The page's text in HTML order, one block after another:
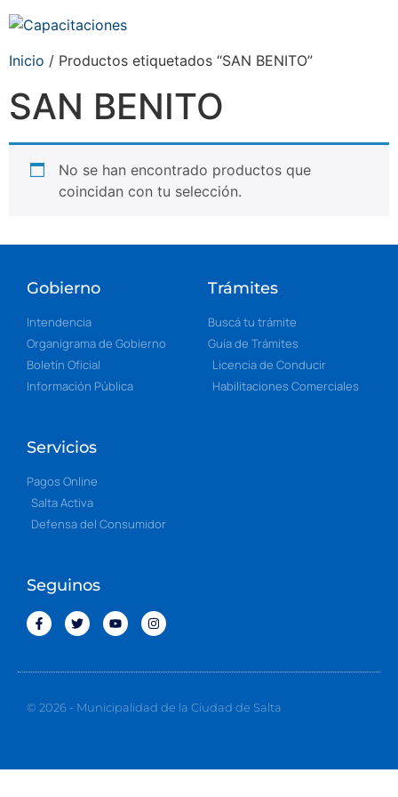
Inicio / Productos etiquetados “SAN BENITO”
SAN BENITO
No se han encontrado productos que
coincidan con tu selección.
Gobierno
Intendencia
Organigrama de Gobierno
Boletín Oficial
Información Pública
Trámites
Buscá tu trámite
Guía de Trámites
Licencia de Conducir
Habilitaciones Comerciales
Servicios
Pagos Online
Salta Activa
Defensa del Consumidor
Seguinos
© 2026 - Municipalidad de la Ciudad de Salta